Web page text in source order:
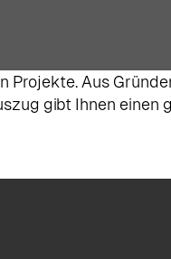
Aus
gibt Ihnen einen